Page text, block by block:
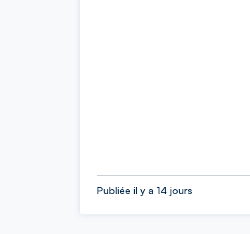
Publiée il y a 14 jours